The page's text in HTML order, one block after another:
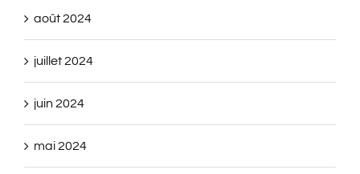
août 2024
juillet 2024
juin 2024
mai 2024